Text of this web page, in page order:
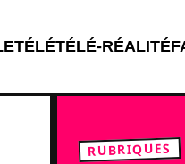
TÉLÉTÉLÉ-RÉALITÉ
RUBRIQUES